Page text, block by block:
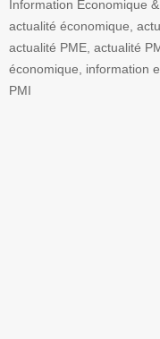
Information Economique
actualité économique,
actualité PME, actualité
économique, information
PMI